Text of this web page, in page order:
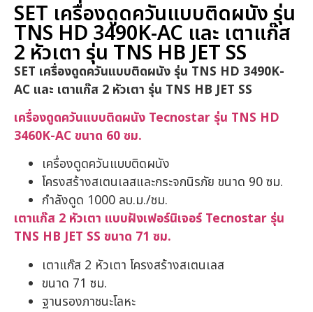
SET เครื่องดูดควันแบบติดผนัง รุ่น
TNS HD 3490K-AC และ เตาแก๊ส
2 หัวเตา รุ่น TNS HB JET SS
SET เครื่องดูดควันแบบติดผนัง รุ่น TNS HD 3490K-
AC และ เตาแก๊ส 2 หัวเตา รุ่น TNS HB JET SS
เครื่องดูดควันแบบติดผนัง Tecnostar รุ่น TNS HD
3460K-AC ขนาด 60 ซม.
เครื่องดูดควันแบบติดผนัง
โครงสร้างสเตนเลสและกระจกนิรภัย ขนาด 90 ซม.
กำลังดูด 1000 ลบ.ม./ชม.
เตาแก๊ส 2 หัวเตา แบบฝังเฟอร์นิเจอร์ Tecnostar รุ่น
TNS HB JET SS ขนาด 71 ซม.
เตาแก๊ส 2 หัวเตา โครงสร้างสเตนเลส
ขนาด 71 ซม.
ฐานรองภาชนะโลหะ